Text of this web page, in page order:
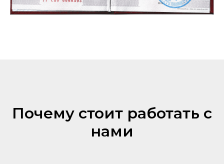
Почему стоит работать с
нами